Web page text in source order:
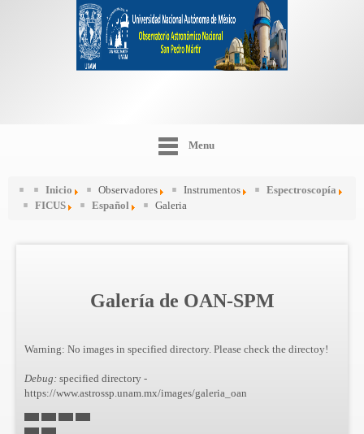
Menu
Inicio Observadores Instrumentos
Espectroscopía
FICUS
Español Galeria
Galería de OAN-SPM
Warning: No images in specified directory. Please check the directoy!
Debug: specified directory -
https://www.astrossp.unam.mx/images/galeria_oan